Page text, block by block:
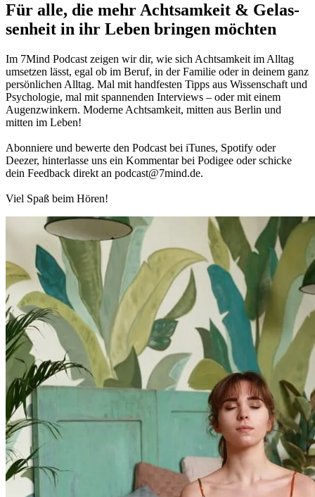
Für alle, die mehr Acht­sam­keit & Gelas­
sen­heit in ihr Leben brin­gen möch­ten
Im 7Mind Pod­cast zeigen wir dir, wie sich Acht­sam­keit im Alltag
umset­zen lässt, egal ob im Beruf, in der Fami­lie oder in deinem ganz
per­sön­li­chen Alltag. Mal mit hand­fes­ten Tipps aus Wis­sen­schaft und
Psy­cho­lo­gie, mal mit spannenden Interviews – oder mit einem
Augen­zwin­kern. Moderne Acht­sam­keit, mitten aus Berlin und
mitten im Leben!
Abon­niere und bewerte den Pod­cast bei iTunes, Spo­tify oder
Deezer, hin­ter­lasse uns ein Kom­men­tar bei Podigee oder schi­cke
dein Feed­back direkt an podcast@​7​mind.​de.
Viel Spaß beim Hören!